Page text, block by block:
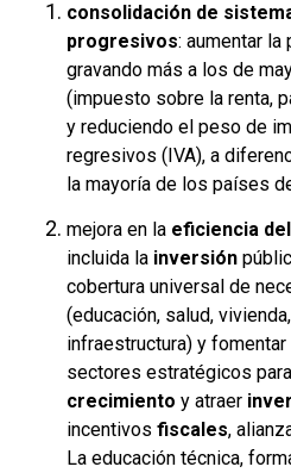
consolidación de
progresivos: aumentar
gravando más a los de
(impuesto sobre la renta,
y reduciendo el peso de
regresivos (IVA), a
la mayoría de los países
mejora en la eficiencia
incluida la inversión
cobertura universal de
(educación, salud, vivienda,
infraestructura) y fomentar
sectores estratégicos
crecimiento y atraer
incentivos fiscales,
La educación técnica,